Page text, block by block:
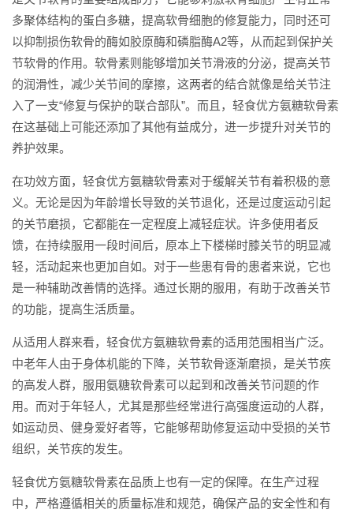
多聚体结构的蛋白多糖，提高软骨细胞的修复能力，同时还可
以抑制损伤软骨的酶如胶原酶和磷脂酶A2等，从而起到保护关
节软骨的作用。软骨素则能够增加关节滑液的分泌，提高关节
的润滑性，减少关节间的摩擦，这两者的结合就像是给关节注
入了一支“修复与保护的联合部队”。而且，轻食优方氨糖软骨素
在这基础上可能还添加了其他有益成分，进一步提升对关节的
养护效果。
在功效方面，轻食优方氨糖软骨素对于缓解关节有着积极的意
义。无论是因为年龄增长导致的关节退化，还是过度运动引起
的关节磨损，它都能在一定程度上减轻症状。许多使用者反
馈，在持续服用一段时间后，原本上下楼梯时膝关节的明显减
轻，活动起来也更加自如。对于一些患有骨的患者来说，它也
是一种辅助改善情的选择。通过长期的服用，有助于改善关节
的功能，提高生活质量。
从适用人群来看，轻食优方氨糖软骨素的适用范围相当广泛。
中老年人由于身体机能的下降，关节软骨逐渐磨损，是关节疾
的高发人群，服用氨糖软骨素可以起到和改善关节问题的作
用。而对于年轻人，尤其是那些经常进行高强度运动的人群，
如运动员、健身爱好者等，它能够帮助修复运动中受损的关节
组织，关节疾的发生。
轻食优方氨糖软骨素在品质上也有一定的保障。在生产过程
中，严格遵循相关的质量标准和规范，确保产品的安全性和有